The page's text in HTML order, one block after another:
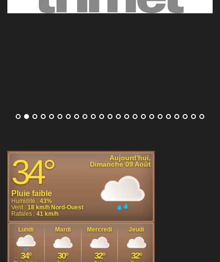
samedi, en battant Caty McNally après un
gros combat à Toronto (6-3, 5-7, 6-4). La n°4
de Montréal face à Jakub Mensik, dans la
Diana Shnaider élimine Jessica Pegula au WTA 1000 de
Toronto et rejoint Iga Swiatek en quarts de finale
Diana Shnaider (17e mondiale) a éliminé
Jessica Pegula (3e), ce samedi au WTA
1000 de Toronto (6-3, 6-3). La Russe
retrouvera Iga Swiatek en quarts de finale du
tournoi.[...]